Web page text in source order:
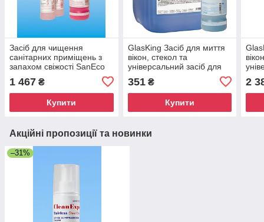
Засіб для чищення
санітарних приміщень з
запахом свіжості SanEco
Konzentrat, 1 літр, KIEHL'S
1 467 ₴
Купити
GlasKing Засіб для миття
вікон, стекол та
універсальний засіб для
351₴
Купити
2
Акційні пропозиції та новинки
–31%